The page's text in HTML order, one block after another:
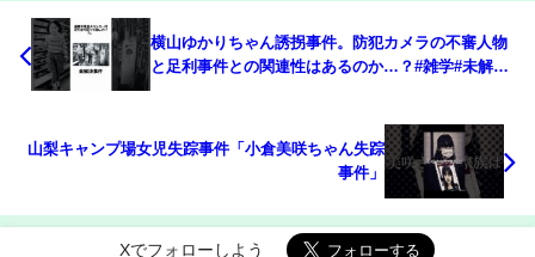
横山ゆかりちゃん誘拐事件。防犯カメラの不審人物
と足利事件との関連性はあるのか…？#雑学#未解決
山梨キャンプ場女児失踪事件「小倉美咲ちゃん失踪
事件」
Xでフォローしよう